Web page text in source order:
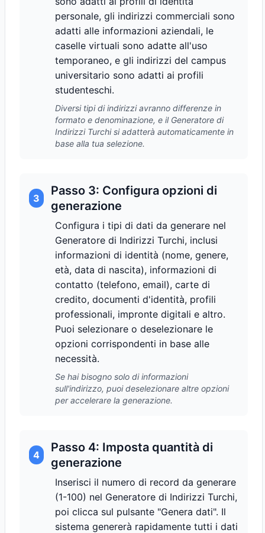
personale, gli indirizzi commerciali sono
adatti alle informazioni aziendali, le
caselle virtuali sono adatte all'uso
temporaneo, e gli indirizzi del campus
universitario sono adatti ai profili
studenteschi.
Diversi tipi di indirizzi avranno differenze in
formato e denominazione, e il Generatore di
Indirizzi Turchi si adatterà automaticamente in
base alla tua selezione.
3
Passo 3: Configura opzioni di
generazione
Configura i tipi di dati da generare nel
Generatore di Indirizzi Turchi, inclusi
informazioni di identità (nome, genere,
età, data di nascita), informazioni di
contatto (telefono, email), carte di
credito, documenti d'identità, profili
professionali, impronte digitali e altro.
Puoi selezionare o deselezionare le
opzioni corrispondenti in base alle
necessità.
Se hai bisogno solo di informazioni
sull'indirizzo, puoi deselezionare altre opzioni
per accelerare la generazione.
4
Passo 4: Imposta quantità di
generazione
Inserisci il numero di record da generare
(1-100) nel Generatore di Indirizzi Turchi,
poi clicca sul pulsante "Genera dati". Il
sistema genererà rapidamente tutti i dati